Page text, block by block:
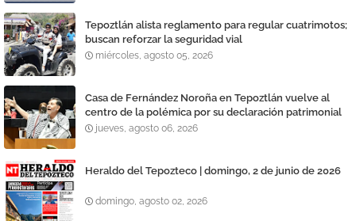
Tepoztlán alista reglamento para regular cuatrimotos;
buscan reforzar la seguridad vial
miércoles, agosto 05, 2026
Casa de Fernández Noroña en Tepoztlán vuelve al
centro de la polémica por su declaración patrimonial
jueves, agosto 06, 2026
Heraldo del Tepozteco | domingo, 2 de junio de 2026
domingo, agosto 02, 2026